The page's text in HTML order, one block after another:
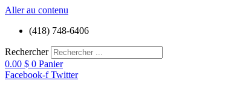
Aller au contenu
(418) 748-6406
Rechercher
0.00 $ 0 Panier
Facebook-f Twitter